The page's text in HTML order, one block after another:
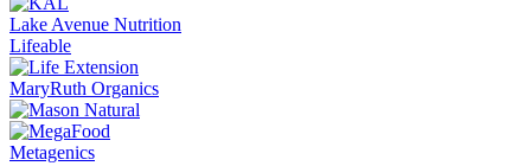
Lake Avenue Nutrition
Lifeable
MaryRuth Organics
Metagenics